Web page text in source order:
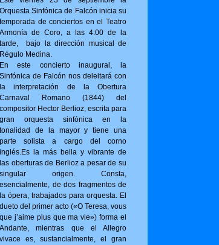
Orquesta Sinfónica de Falcón inicia su
temporada de conciertos en el Teatro
Armonía de Coro, a las 4:00 de la
tarde, bajo la dirección musical de
Régulo Medina.
En este concierto inaugural, la
Sinfónica de Falcón nos deleitará con
la interpretación de la Obertura
Carnaval Romano (1844) del
compositor Hector Berlioz, escrita para
gran orquesta sinfónica en la
tonalidad de la mayor y tiene una
parte solista a cargo del corno
inglés.Es la más bella y vibrante de
las oberturas de Berlioz a pesar de su
singular origen. Consta,
esencialmente, de dos fragmentos de
la ópera, trabajados para orquesta. El
dueto del primer acto («O Tere­sa, vous
que j’aime plus que ma vie») for­ma el
Andante, mientras que el Allegro
vivace es, sustancialmente, el gran